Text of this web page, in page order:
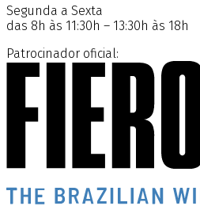
Segunda a Sexta
das 8h às 11:30h – 13:30h às 18h
Patrocinador oficial: